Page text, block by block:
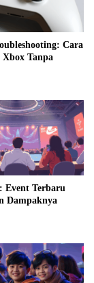
Cara
Xbox Tanpa
Event Terbaru
Dampaknya